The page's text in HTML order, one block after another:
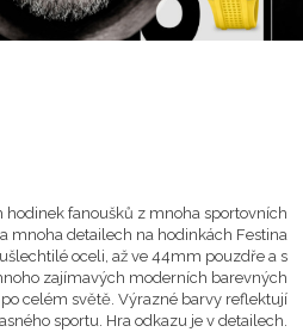
hodinek fanoušků z mnoha sportovních
mnoha detailech na hodinkách Festina
oceli, až ve 44mm pouzdře a s
zajímavých moderních barevných
celém světě. Výrazné barvy reflektují
sportu. Hra odkazu je v detailech.